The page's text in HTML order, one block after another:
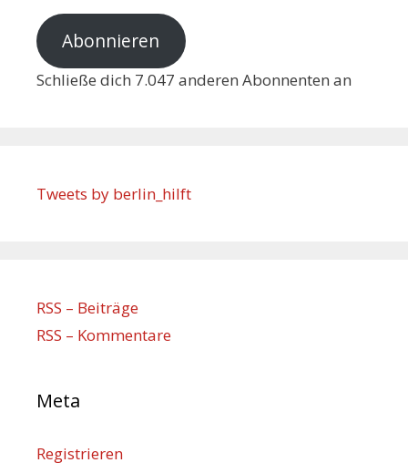
Abonnieren
Schließe dich 7.047 anderen Abonnenten an
Tweets by berlin_hilft
RSS – Beiträge
RSS – Kommentare
Meta
Registrieren